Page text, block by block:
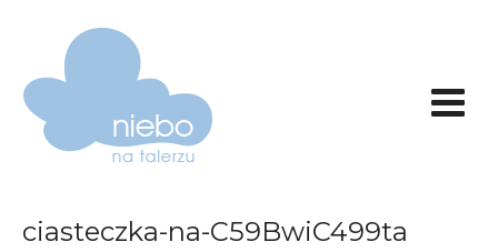
ciasteczka-na-C59BwiC499ta